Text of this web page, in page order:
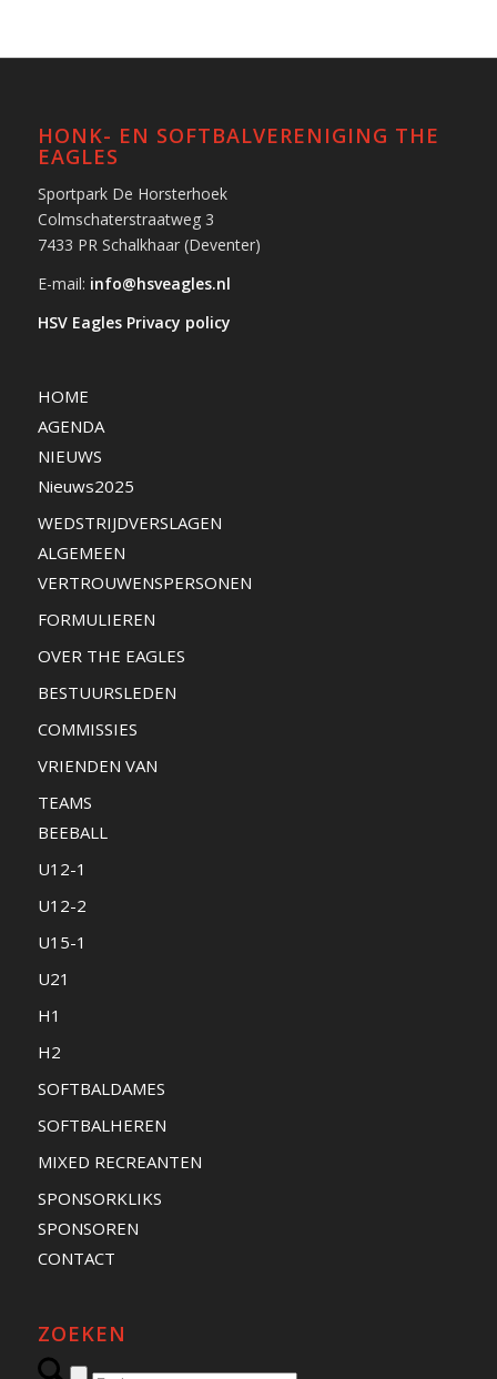
HONK- EN SOFTBALVERENIGING THE
EAGLES
Sportpark De Horsterhoek
Colmschaterstraatweg 3
7433 PR Schalkhaar (Deventer)
E-mail: info@hsveagles.nl
HSV Eagles Privacy policy
HOME
AGENDA
NIEUWS
Nieuws2025
WEDSTRIJDVERSLAGEN
ALGEMEEN
VERTROUWENSPERSONEN
FORMULIEREN
OVER THE EAGLES
BESTUURSLEDEN
COMMISSIES
VRIENDEN VAN
TEAMS
BEEBALL
U12-1
U12-2
U15-1
U21
H1
H2
SOFTBALDAMES
SOFTBALHEREN
MIXED RECREANTEN
SPONSORKLIKS
SPONSOREN
CONTACT
ZOEKEN